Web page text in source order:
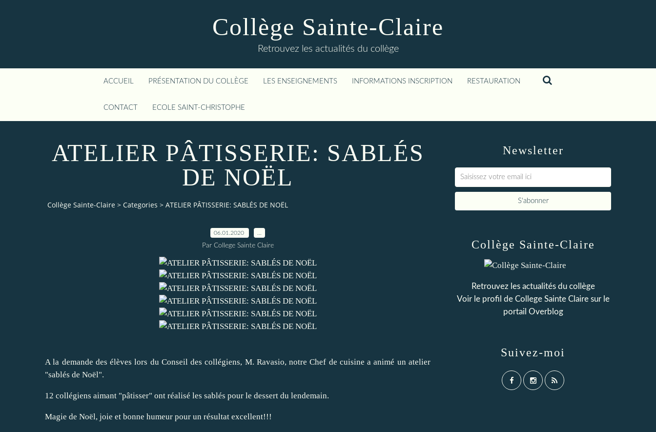
Collège Sainte-Claire
Retrouvez les actualités du collège
ACCUEIL PRÉSENTATION DU COLLÈGE LES ENSEIGNEMENTS INFORMATIONS INSCRIPTION RESTAURATION
CONTACT ECOLE SAINT-CHRISTOPHE
ATELIER PÂTISSERIE: SABLÉS
DE NOËL
Collège Sainte-Claire > Categories > ATELIER PÂTISSERIE: SABLÉS DE NOËL
06.01.2020
Par College Sainte Claire
A la demande des élèves lors du Conseil des collégiens, M. Ravasio, notre Chef de cuisine a animé un atelier
"sablés de Noël".
12 collégiens aimant "pâtisser" ont réalisé les sablés pour le dessert du lendemain.
Magie de Noël, joie et bonne humeur pour un résultat excellent!!!
Newsletter
Collège Sainte-Claire
Retrouvez les actualités du collège
Voir le profil de College Sainte Clairesur le
portail Overblog
Suivez-moi